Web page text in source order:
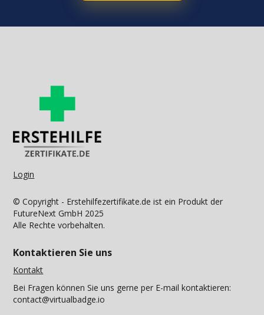
Login
© Copyright - Erstehilfezertifikate.de ist ein Produkt der
FutureNext GmbH 2025
Alle Rechte vorbehalten.
Kontaktieren Sie uns
Kontakt
Bei Fragen können Sie uns gerne per E-mail kontaktieren:
contact@virtualbadge.io